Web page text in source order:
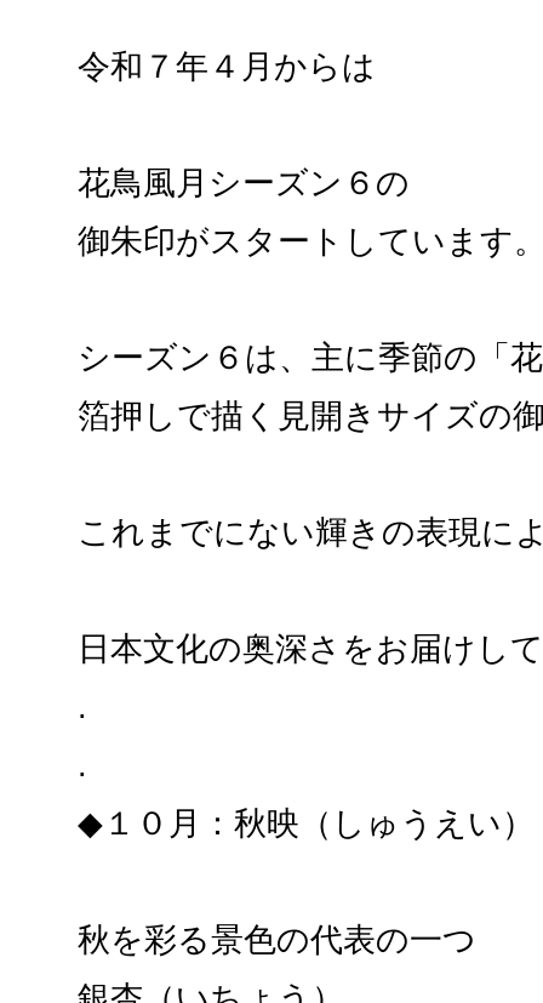
令和７年４月からは
花鳥風月シーズン６の
御朱印がスタートしています
シーズン６は、主に季節の「
箔押しで描く見開きサイズの
これまでにない輝きの表現に
日本文化の奥深さをお届けし
.
.
◆１０月：秋映（しゅうえい）
秋を彩る景色の代表の一つ